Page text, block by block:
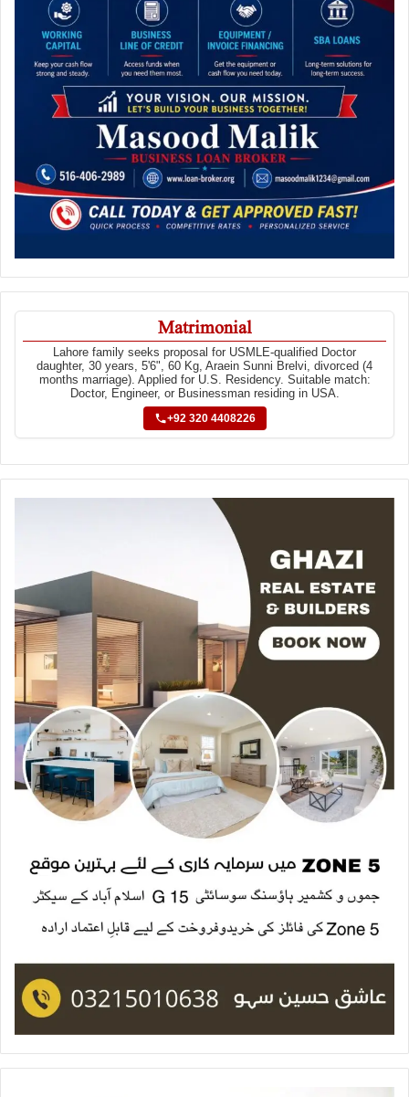
Matrimonial
Lahore family seeks proposal for USMLE-qualified Doctor
daughter, 30 years, 5'6", 60 Kg, Araein Sunni Brelvi, divorced (4
months marriage). Applied for U.S. Residency. Suitable match:
Doctor, Engineer, or Businessman residing in USA.
+92 320 4408226